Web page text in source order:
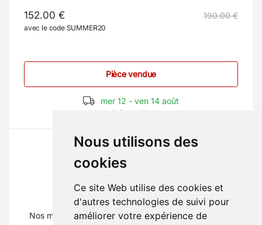
Nous utilisons des
cookies
Ce site Web utilise des cookies et
d'autres technologies de suivi pour
améliorer votre expérience de
152.00 € 190.00 €
avec le code SUMMER20
Pièce vendue
mer 12 - ven 14 août
Modalités de livraison
La pièce qu'il vous faut ?
Nos mécaniciens vous renseignent au01 69 88 16 16